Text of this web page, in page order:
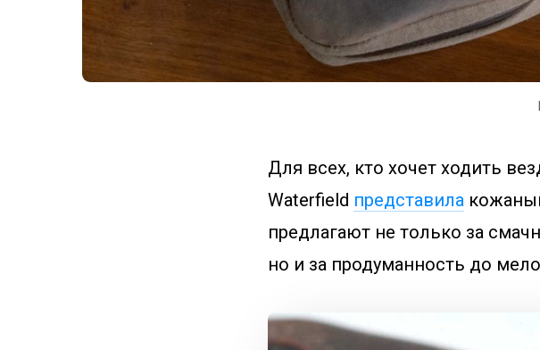
Для всех, кто хочет ходить
Waterfield представила
предлагают не только за
но и за продуманность до